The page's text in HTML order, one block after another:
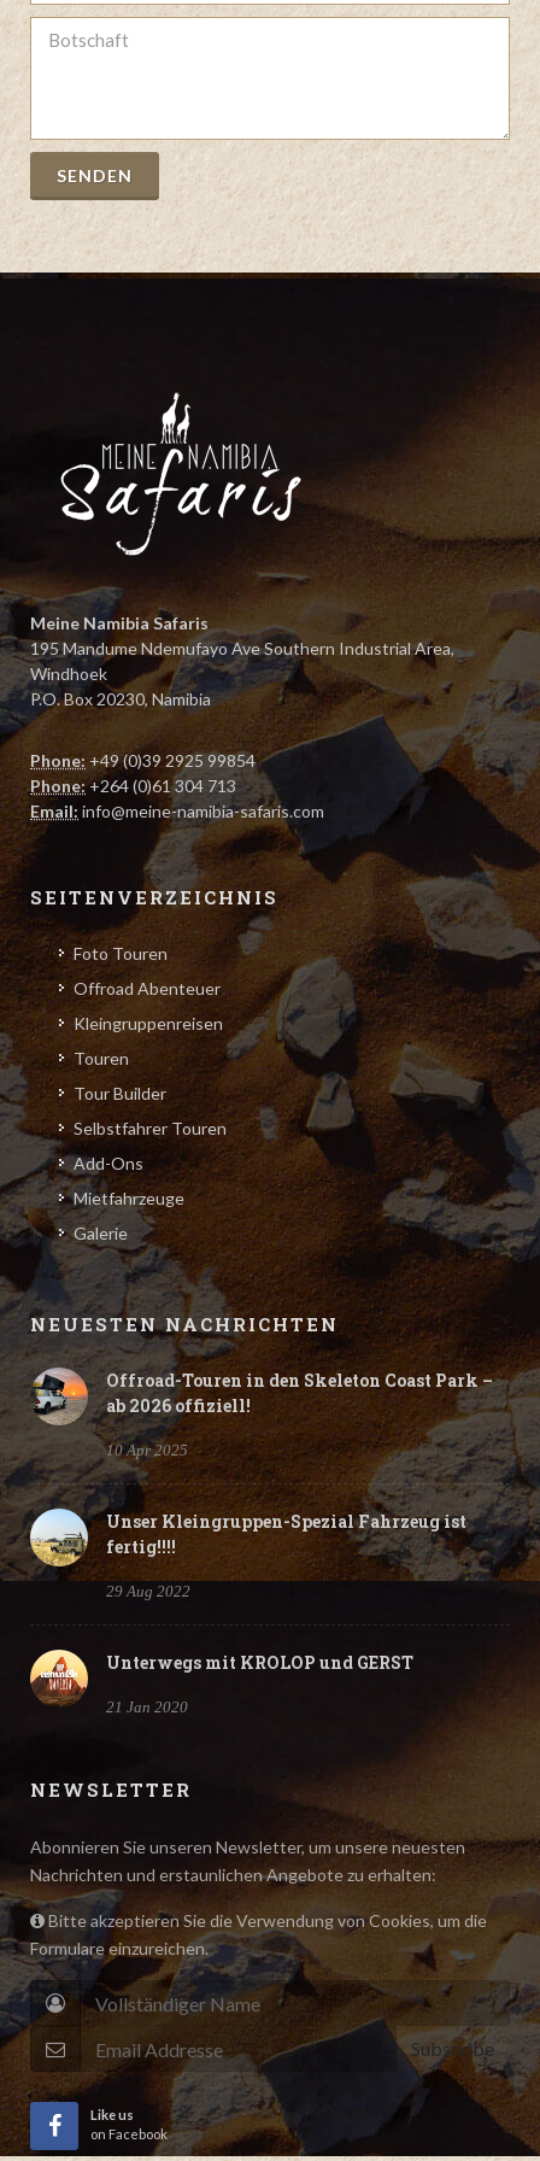
SENDEN
Meine Namibia Safaris
195 Mandume Ndemufayo Ave Southern Industrial Area,
Windhoek
P.O. Box 20230, Namibia
Phone: +49 (0)39 2925 99854
Phone:+264 (0)61 304 713
Email: info@meine-namibia-safaris.com
SEITENVERZEICHNIS
Foto Touren
Offroad Abenteuer
Kleingruppenreisen
Touren
Tour Builder
Selbstfahrer Touren
Add-Ons
Mietfahrzeuge
Galerie
NEUESTEN NACHRICHTEN
Offroad-Touren in den Skeleton Coast Park –
ab 2026 offiziell!
10 Apr 2025
Unser Kleingruppen-Spezial Fahrzeug ist
fertig!!!!
29 Aug 2022
Unterwegs mit KROLOP und GERST
21 Jan 2020
NEWSLETTER
Abonnieren Sie unseren Newsletter, um unsere neuesten
Nachrichten und erstaunlichen Angebote zu erhalten:
Bitte akzeptieren Sie die Verwendung von Cookies, um die
Formulare einzureichen.
Subscribe
Like us
on Facebook